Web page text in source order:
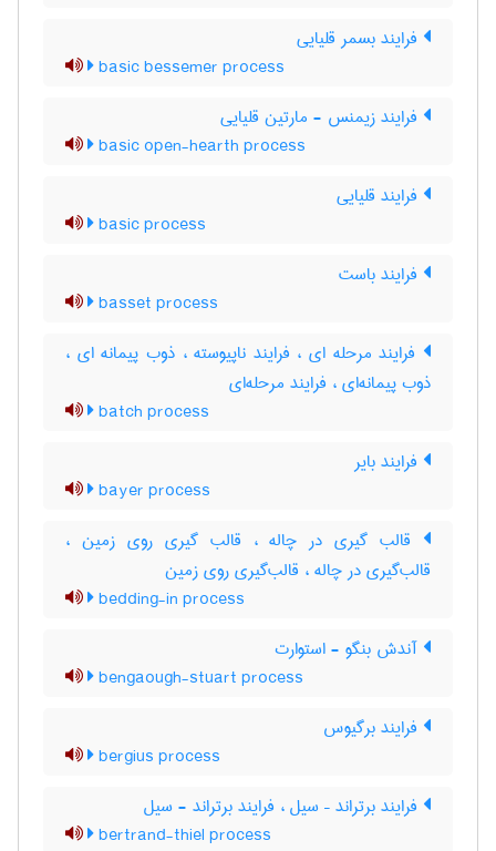
فرایند بسمر قلیایی
basic bessemer process
فرایند زیمنس - مارتین قلیایی
basic open-hearth process
فرایند قلیایی
basic process
فرایند باست
basset process
فرایند مرحله ای ، فرایند ناپیوسته ، ذوب پیمانه ای ،
ذوب پیمانه‌ای ، فرایند مرحله‌ای
batch process
فرایند بایر
bayer process
قالب گیری در چاله ، قالب گیری روی زمین ،
قالب‌گیری در چاله ، قالب‌گیری روی زمین
bedding-in process
آندش بنگو - استوارت
bengaough-stuart process
فرایند برگیوس
bergius process
فرایند برتراند – سیل ، فرایند برتراند - سیل
bertrand-thiel process